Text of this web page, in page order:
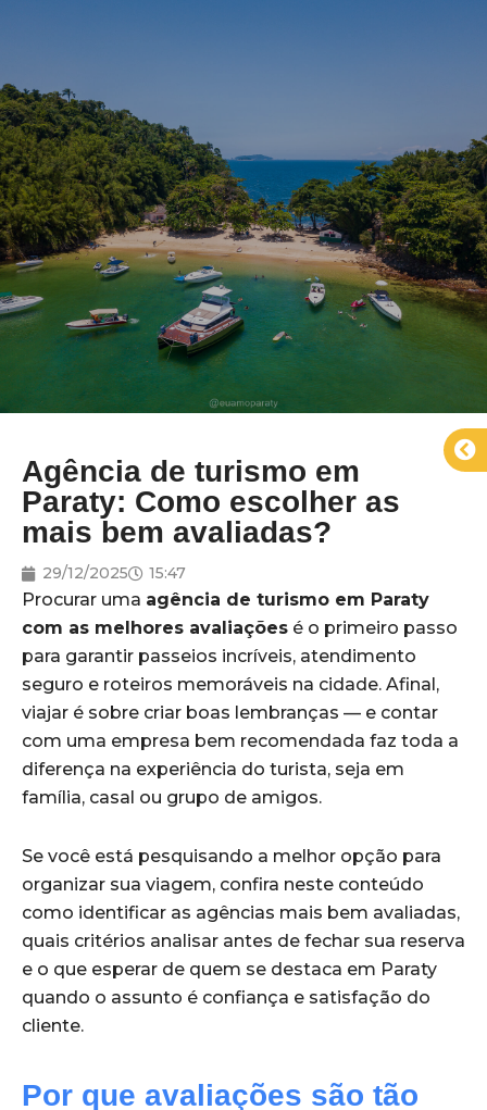
Agência de turismo em
Paraty: Como escolher as
mais bem avaliadas?
29/12/2025 15:47
Procurar uma agência de turismo em Paraty
com as melhores avaliações é o primeiro passo
para garantir passeios incríveis, atendimento
seguro e roteiros memoráveis na cidade. Afinal,
viajar é sobre criar boas lembranças — e contar
com uma empresa bem recomendada faz toda a
diferença na experiência do turista, seja em
família, casal ou grupo de amigos.
Se você está pesquisando a melhor opção para
organizar sua viagem, confira neste conteúdo
como identificar as agências mais bem avaliadas,
quais critérios analisar antes de fechar sua reserva
e o que esperar de quem se destaca em Paraty
quando o assunto é confiança e satisfação do
cliente.
Por que avaliações são tão